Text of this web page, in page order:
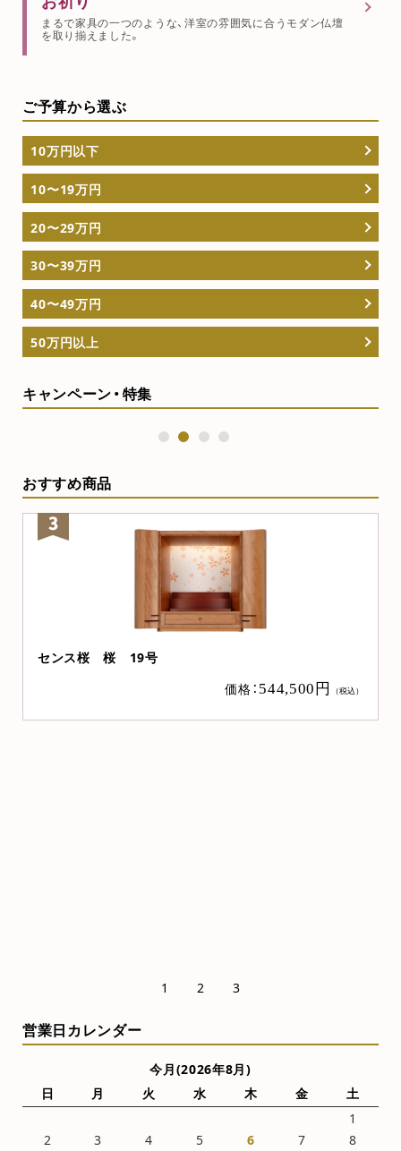
まるで家具の一つのような、洋室の雰囲気に合うモダン仏壇
を取り揃えました。
ご予算から選ぶ
10万円以下
10〜19万円
20〜29万円
30〜39万円
40〜49万円
50万円以上
キャンペーン・特集
3
おすすめ商品
センス桜 桜 19号
価格： 544,500円 （税込）
1 2 3
営業日カレンダー
今月(2026年8月)
日
月 火 水 木 金
土
1
2
3 4 5 6 7
8